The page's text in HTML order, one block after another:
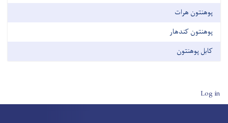
پوهنتون هرات
پوهنتون کندهار
کابل پوهنتون
User account menu
Log in